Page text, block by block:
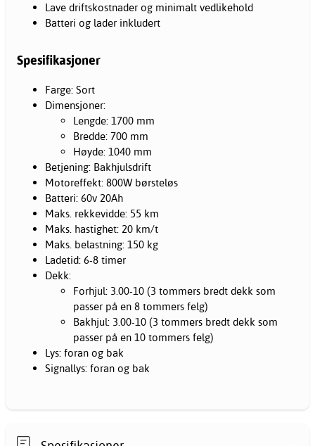
Lave driftskostnader og minimalt vedlikehold
Batteri og lader inkludert
Spesifikasjoner
Farge: Sort
Dimensjoner:
Lengde: 1700 mm
Bredde: 700 mm
Høyde: 1040 mm
Betjening: Bakhjulsdrift
Motoreffekt: 800W børsteløs
Batteri: 60v 20Ah
Maks. rekkevidde: 55 km
Maks. hastighet: 20 km/t
Maks. belastning: 150 kg
Ladetid: 6-8 timer
Dekk:
Forhjul: 3.00-10 (3 tommers bredt dekk som
passer på en 8 tommers felg)
Bakhjul: 3.00-10 (3 tommers bredt dekk som
passer på en 10 tommers felg)
Lys: foran og bak
Signallys: foran og bak